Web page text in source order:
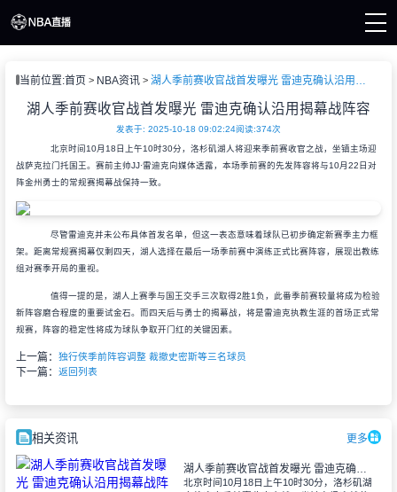
播
当前位置:首页 NBA资讯 湖人季前赛收官战首发曝光 雷迪克确认沿用揭幕战阵容
湖人季前赛收官战首发曝光 雷迪克确认沿用揭幕战阵容
发表于: 2025-10-18 09:02:24阅读:374次
北京时间10月18日上午10时30分，洛杉矶湖人将迎来季前赛收官之战，坐镇主场迎
战萨克拉门托国王。赛前主帅JJ·雷迪克向媒体透露，本场季前赛的先发阵容将与10月22日对
阵金州勇士的常规赛揭幕战保持一致。
尽管雷迪克并未公布具体首发名单，但这一表态意味着球队已初步确定新赛季主力框
架。距离常规赛揭幕仅剩四天，湖人选择在最后一场季前赛中演练正式比赛阵容，展现出教练
组对赛季开局的重视。
值得一提的是，湖人上赛季与国王交手三次取得2胜1负，此番季前赛较量将成为检验
新阵容磨合程度的重要试金石。而四天后与勇士的揭幕战，将是雷迪克执教生涯的首场正式常
规赛，阵容的稳定性将成为球队争取开门红的关键因素。
上一篇： 独行侠季前阵容调整 裁撤史密斯等三名球员
下一篇： 返回列表
相关资讯 更多
湖人季前赛收官战首发曝光 雷迪克确认沿用揭幕战阵容
北京时间10月18日上午10时30分，洛杉矶湖